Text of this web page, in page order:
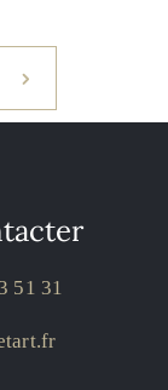
51 31